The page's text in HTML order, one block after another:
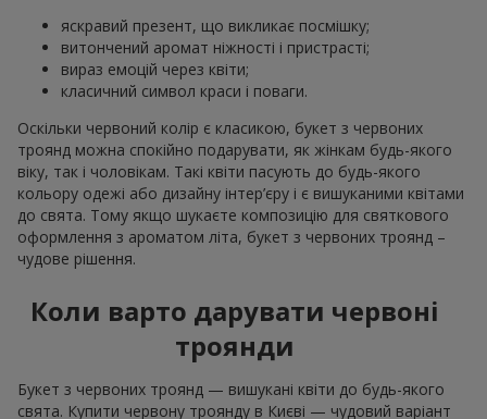
яскравий презент, що викликає посмішку;
витончений аромат ніжності і пристрасті;
вираз емоцій через квіти;
класичний символ краси і поваги.
Оскільки червоний колір є класикою, букет з червоних
троянд можна спокійно подарувати, як жінкам будь-якого
віку, так і чоловікам. Такі квіти пасують до будь-якого
кольору одежі або дизайну інтер’єру і є вишуканими квітами
до свята. Тому якщо шукаєте композицію для святкового
оформлення з ароматом літа, букет з червоних троянд –
чудове рішення.
Коли варто дарувати червоні
троянди
Букет з червоних троянд — вишукані квіти до будь-якого
свята. Купити червону троянду в Києві — чудовий варіант